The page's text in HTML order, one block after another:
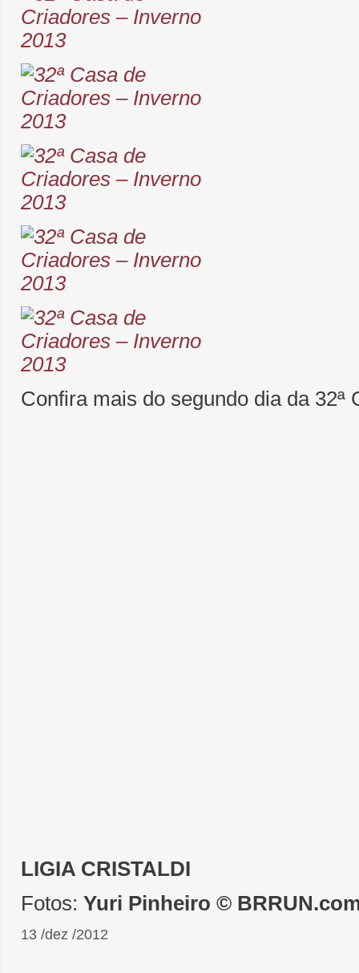
Confira mais do segundo dia da 32ª
LIGIA CRISTALDI
Fotos: Yuri Pinheiro ©
13 /dez /2012